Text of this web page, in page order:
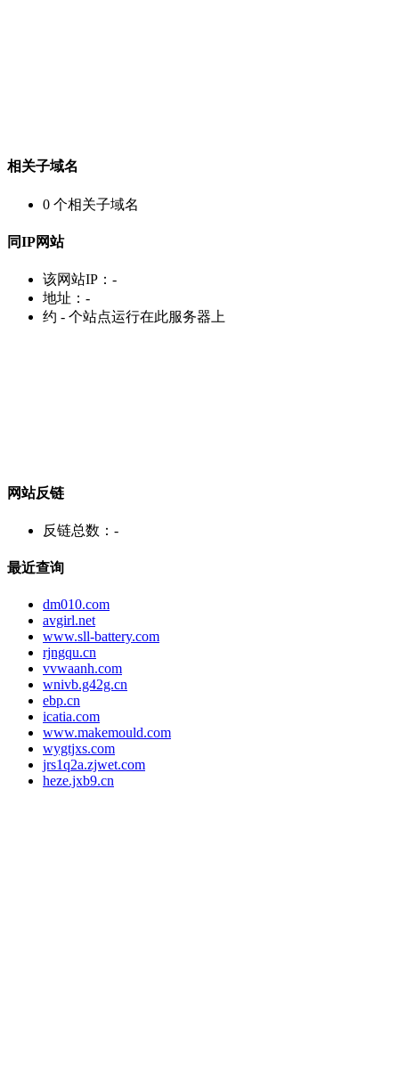
相关子域名
0 个相关子域名
同IP网站
该网站IP： -
地址： -
约 - 个站点运行在此服务器上
网站反链
反链总数： -
最近查询
dm010.com
avgirl.net
www.sll-battery.com
rjngqu.cn
vvwaanh.com
wnivb.g42g.cn
ebp.cn
icatia.com
www.makemould.com
wygtjxs.com
jrs1q2a.zjwet.com
heze.jxb9.cn